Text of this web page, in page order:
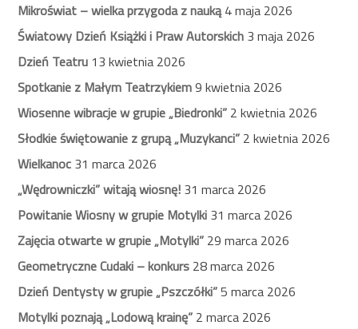
Mikroświat – wielka przygoda z nauką4 maja 2026
Światowy Dzień Książki i Praw Autorskich 3 maja 2026
Dzień Teatru 13 kwietnia 2026
Spotkanie z Małym Teatrzykiem9 kwietnia 2026
Wiosenne wibracje w grupie „Biedronki” 2 kwietnia 2026
Słodkie świętowanie z grupą „Muzykanci” 2 kwietnia 2026
Wielkanoc 31 marca 2026
„Wędrowniczki” witają wiosnę! 31 marca 2026
Powitanie Wiosny w grupie Motylki 31 marca 2026
Zajęcia otwarte w grupie „Motylki” 29 marca 2026
Geometryczne Cudaki – konkurs 28 marca 2026
Dzień Dentysty w grupie „Pszczółki”5 marca 2026
Motylki poznają „Lodową krainę” 2 marca 2026